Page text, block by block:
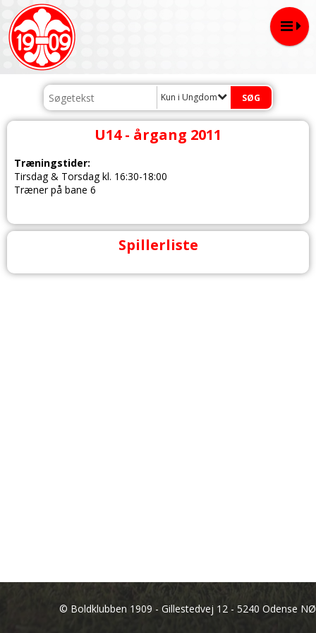
Kun i Ungdom
U14 - årgang 2011
Træningstider:
Tirsdag & Torsdag kl. 16:30-18:00
Træner på bane 6
Spillerliste
© Boldklubben 1909 - Gillestedvej 12 - 5240 Odense NØ